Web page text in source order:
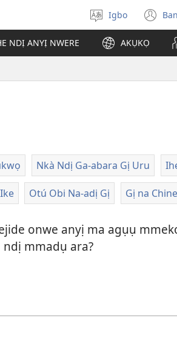
Họrọ
asụsụ
Igbo
gị
ị
NDỊ ANYỊ NWERE AKỤKỌ
Nkà Ndị Ga-abara Gị Uru
Otú Obi Na-adị Gị Gị na
onwe anyị ma agụụ
ndị mmadụ ara?